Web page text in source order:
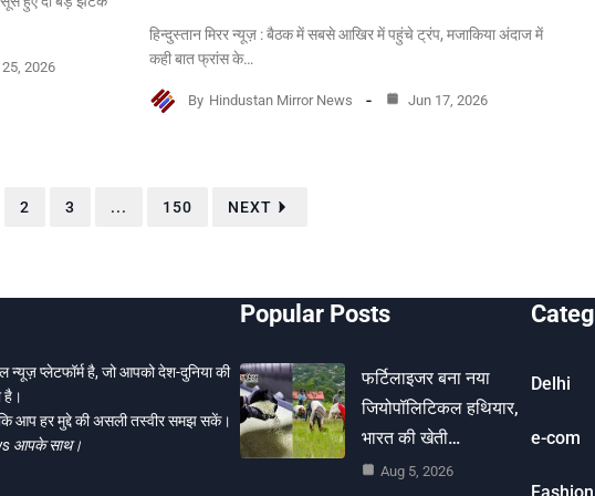
2026
हिन्दुस्तान मिरर न्यूज़ : बैठक में सबसे आखिर में पहुंचे ट्रंप, मजाकिया अंदाज में
कही बात फ्रांस के…
By Hindustan Mirror News Jun 17, 2026
2 3 ... 150 NEXT
प्लेटफॉर्म है, जो आपको देश-दुनिया की
है।
आप हर मुद्दे की असली तस्वीर समझ सकें।
आपके साथ।
Popular Posts
फर्टिलाइजर बना नया
जियोपॉलिटिकल हथियार,
भारत की खेती…
Aug 5, 2026
Delhi
e-com
Fashion